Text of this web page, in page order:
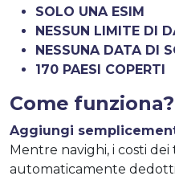
SOLO UNA ESIM
NESSUN LIMITE DI
NESSUNA DATA DI
170 PAESI COPERTI
Come funziona?
Aggiungi
Mentre navighi, i costi
automaticamente